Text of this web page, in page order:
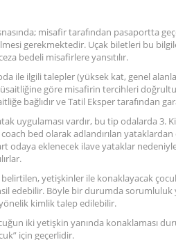
misafir tarafından pasaportta
gerekmektedir. Uçak biletleri bu
bedeli misafirlere yansıtılır.
ile ilgili talepler (yüksek kat, genel
göre misafirin tercihleri
bağlıdır ve Tatil Eksper tarafından
uygulaması vardır, bu tip odalarda
bed olarak adlandırılan
odaya eklenecek ilave yataklar
yetişkinler ile konaklayacak
edebilir. Böyle bir durumda
kimlik talep edilebilir.
iki yetişkin yanında konaklaması
için geçerlidir.